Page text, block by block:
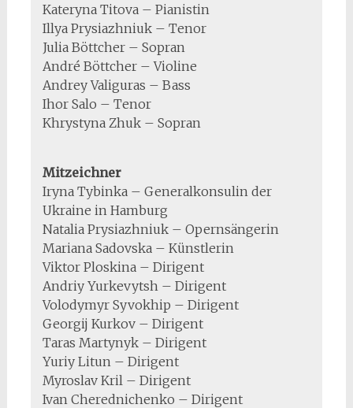
Kateryna Titova – Pianistin
Illya Prysiazhniuk – Tenor
Julia Böttcher – Sopran
André Böttcher – Violine
Andrey Valiguras – Bass
Ihor Salo – Tenor
Khrystyna Zhuk – Sopran
Mitzeichner
Iryna Tybinka – Generalkonsulin der
Ukraine in Hamburg
Natalia Prysiazhniuk – Opernsängerin
Mariana Sadovska – Künstlerin
Viktor Ploskina – Dirigent
Andriy Yurkevytsh – Dirigent
Volodymyr Syvokhip – Dirigent
Georgij Kurkov – Dirigent
Taras Martynyk – Dirigent
Yuriy Litun – Dirigent
Myroslav Kril – Dirigent
Ivan Cherednichenko – Dirigent